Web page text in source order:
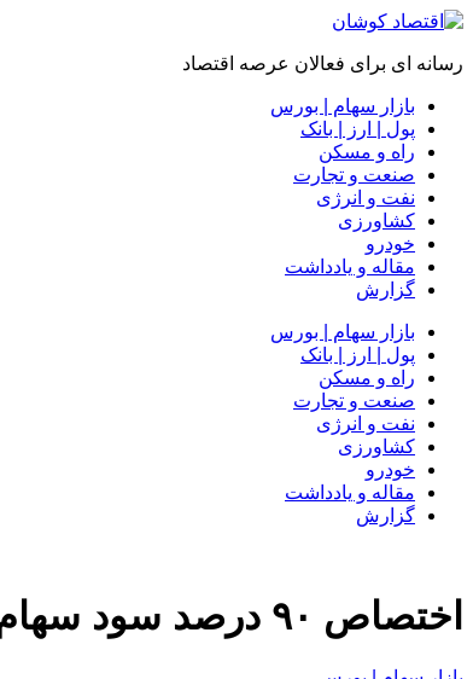
رسانه ای برای فعالان عرصه اقتصاد
بازار سهام | بورس
پول | ارز | بانک
راه و مسکن
صنعت و تجارت
نفت و انرژی
کشاورزی
خودرو
مقاله و یادداشت
گزارش
بازار سهام | بورس
پول | ارز | بانک
راه و مسکن
صنعت و تجارت
نفت و انرژی
کشاورزی
خودرو
مقاله و یادداشت
گزارش
اختصاص ۹۰ درصد سود سهام برای سهامداران نیان